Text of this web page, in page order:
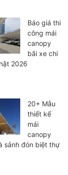
Báo giá thi
công mái
canopy
bãi xe chi
2026
20+ Mẫu
thiết kế
mái
canopy
sảnh đón biệt thự